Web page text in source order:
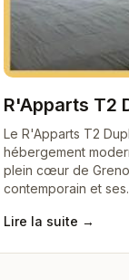
R'Apparts T2
Le R'Apparts T2
hébergement
plein cœur de
contemporain et
Lire la suite →